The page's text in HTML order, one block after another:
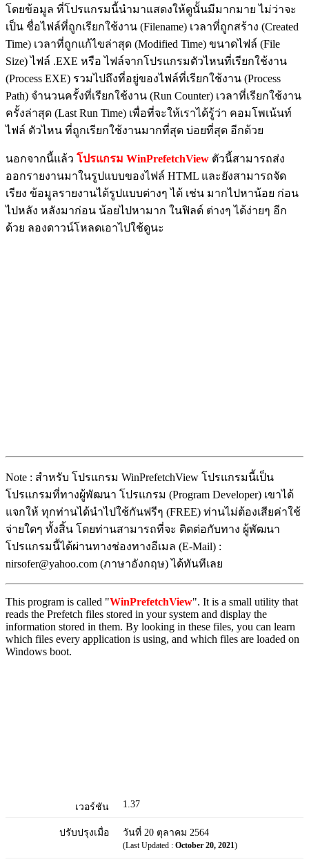
โดยข้อมูล ที่โปรแกรมนี้นำมาแสดงให้ดูนั้นมีมากมาย ไม่ว่าจะ
เป็น ชื่อไฟล์ที่ถูกเรียกใช้งาน (Filename) เวลาที่ถูกสร้าง (Created
Time) เวลาที่ถูกแก้ไขล่าสุด (Modified Time) ขนาดไฟล์ (File
Size) ไฟล์ .EXE หรือ ไฟล์จากโปรแกรมตัวไหนที่เรียกใช้งาน
(Process EXE) รวมไปถึงที่อยู่ของไฟล์ที่เรียกใช้งาน (Process
Path) จำนวนครั้งที่เรียกใช้งาน (Run Counter) เวลาที่เรียกใช้งาน
ครั้งล่าสุด (Last Run Time) เพื่อที่จะให้เราได้รู้ว่า คอมโพเน้นท์
ไฟล์ ตัวไหน ที่ถูกเรียกใช้งานมากที่สุด บ่อยที่สุด อีกด้วย
นอกจากนี้แล้ว โปรแกรม WinPrefetchView ตัวนี้สามารถส่ง
ออกรายงานมาในรูปแบบของไฟล์ HTML และยังสามารถจัด
เรียง ข้อมูลรายงานได้รูปแบบต่างๆ ได้ เช่น มากไปหาน้อย ก่อน
ไปหลัง หลังมาก่อน น้อยไปหามาก ในฟิลด์ ต่างๆ ได้ง่ายๆ อีก
ด้วย ลองดาวน์โหลดเอาไปใช้ดูนะ
Note : สำหรับ โปรแกรม WinPrefetchView โปรแกรมนี้เป็น
โปรแกรมที่ทางผู้พัฒนา โปรแกรม (Program Developer) เขาได้
แจกให้ ทุกท่านได้นำไปใช้กันฟรีๆ (FREE) ท่านไม่ต้องเสียค่าใช้
จ่ายใดๆ ทั้งสิ้น โดยท่านสามารถที่จะ ติดต่อกับทาง ผู้พัฒนา
โปรแกรมนี้ได้ผ่านทางช่องทางอีเมล (E-Mail) :
nirsofer@yahoo.com (ภาษาอังกฤษ) ได้ทันทีเลย
This program is called "WinPrefetchView". It is a small utility that
reads the Prefetch files stored in your system and display the
information stored in them. By looking in these files, you can learn
which files every application is using, and which files are loaded on
Windows boot.
เวอร์ชัน 1.37
ปรับปรุงเมื่อ วันที่ 20 ตุลาคม 2564
(Last Updated : October 20, 2021)